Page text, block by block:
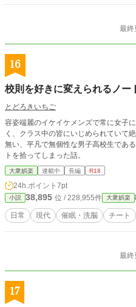
す。お好きな関係性
最終
16
校則を好きに変えられるノー
とどろきいちご
容姿端麗のイケイケメンズで常に女子
く、クラス中の皆にいじめられていて
無い、平凡で無個性な男子高校生であ
トを拾ってしまった話。
大衆娯楽 連載中 長編 R18
24h.ポイント 7pt
小説 38,895 位 / 228,955件 大衆娯楽
日常 現代 催眠・洗脳 チート
最終
17